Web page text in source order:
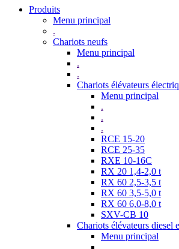
Produits
Menu principal
.
Chariots neufs
Menu principal
.
.
Chariots élévateurs
Menu principal
.
.
.
RCE 15-20
RCE 25-35
RXE 10-16C
RX 20 1,4-2,0 t
RX 60 2,5-3,5 t
RX 60 3,5-5,0 t
RX 60 6,0-8,0 t
SXV-CB 10
Chariots élévateurs diesel
Menu principal
.